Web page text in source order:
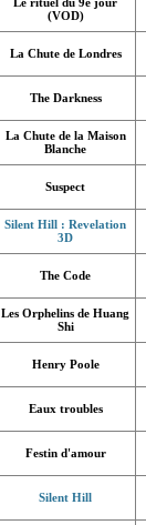
(VOD)
La Chute de Londres
The Darkness
La Chute de la Maison
Blanche
Suspect
Silent Hill : Revelation
3D
The Code
Les Orphelins de Huang
Shi
Henry Poole
Eaux troubles
Festin d'amour
Silent Hill